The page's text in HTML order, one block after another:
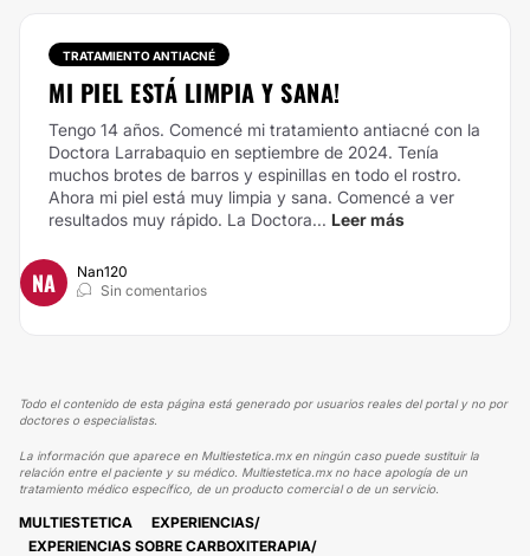
TRATAMIENTO ANTIACNÉ
MI PIEL ESTÁ LIMPIA Y SANA!
Tengo 14 años. Comencé mi tratamiento antiacné con la
Doctora Larrabaquio en septiembre de 2024. Tenía
muchos brotes de barros y espinillas en todo el rostro.
Ahora mi piel está muy limpia y sana. Comencé a ver
resultados muy rápido. La Doctora... Leer más
NA
Nan120
Sin comentarios
Todo el contenido de esta página está generado por usuarios reales del portal y no por
doctores o especialistas.
La información que aparece en Multiestetica.mx en ningún caso puede sustituir la
relación entre el paciente y su médico. Multiestetica.mx no hace apología de un
tratamiento médico específico, de un producto comercial o de un servicio.
MULTIESTETICA
EXPERIENCIAS
EXPERIENCIAS SOBRE CARBOXITERAPIA